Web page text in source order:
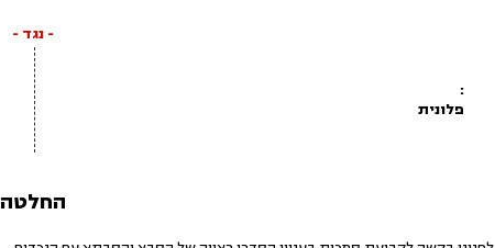
- נגד -
:
פלונית
החלטה